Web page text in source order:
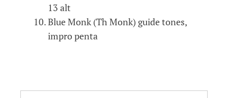
13 alt
Blue Monk (Th Monk) guide tones,
impro penta